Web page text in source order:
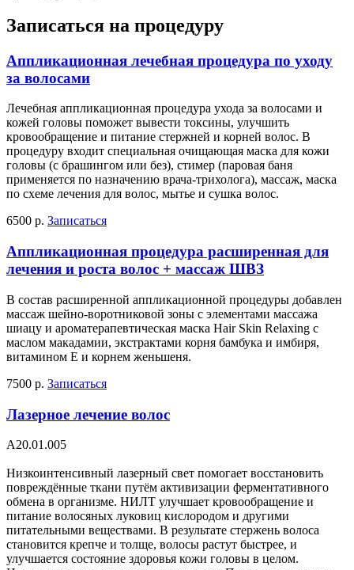
Записаться на процедуру
Аппликационная лечебная процедура по уходу
за волосами
Лечебная аппликационная процедура ухода за волосами и
кожей головы поможет вывести токсины, улучшить
кровообращение и питание стержней и корней волос. В
процедуру входит специальная очищающая маска для кожи
головы (с брашингом или без), стимер (паровая баня
применяется по назначению врача-трихолога), массаж, маска
по схеме лечения для волос, мытье и сушка волос.
6500 р. Записаться
Аппликационная процедура расширенная для
лечения и роста волос + массаж ШВЗ
В состав расширенной аппликационной процедуры добавлен
массаж шейно-воротниковой зоны с элементами массажа
шиацу и ароматерапевтическая маска Hair Skin Relaxing с
маслом макадамии, экстрактами корня бамбука и имбиря,
витамином Е и корнем женьшеня.
7500 р. Записаться
Лазерное лечение волос
А20.01.005
Низкоинтенсивный лазерный свет помогает восстановить
повреждённые ткани путём активизации ферментативного
обмена в организме. НИЛТ улучшает кровообращение и
питание волосяных луковиц кислородом и другими
питательными веществами. В результате стержень волоса
становится крепче и толще, волосы растут быстрее, и
улучшается состояние здоровья кожи головы в целом.